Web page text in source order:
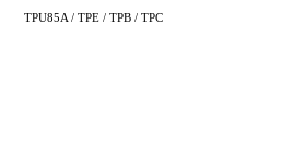
TPU85A / TPE / TPB / TPC